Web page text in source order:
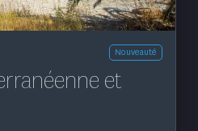
Nouveauté
et